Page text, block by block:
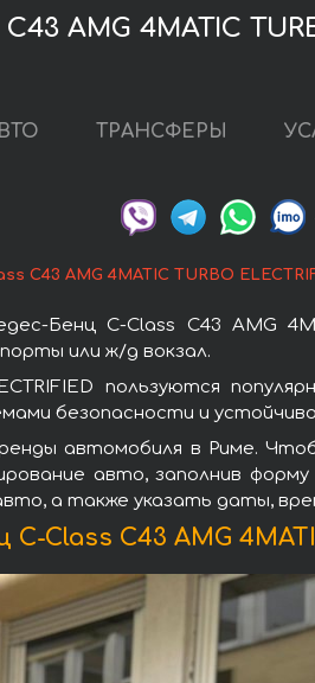
AMG 4MATIC
ТРАНСФЕРЫ
C43 AMG 4MATIC TURBO
Бенц C-Class C43 AMG
или ж/д вокзал.
пользуются
безопасности и
автомобиля в Риме.
авто, заполнив
а также указать даты,
Class C43 AMG